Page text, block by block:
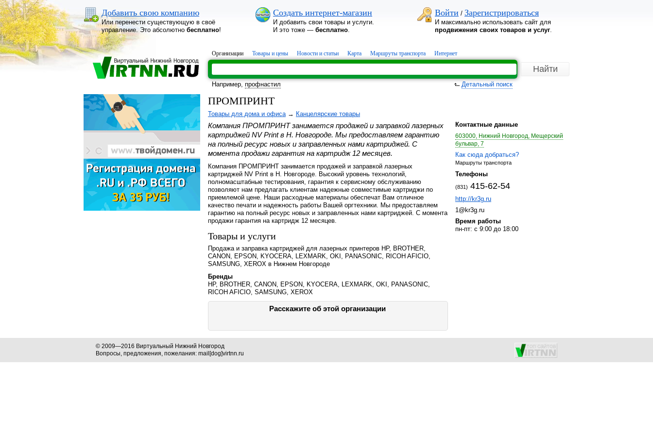
Добавить свою компанию
Или перенести существующую в своё
управление. Это абсолютно бесплатно!
Создать интернет-магазин
И добавить свои товары и услуги.
И это тоже — бесплатно.
Войти / Зарегистрироваться
И максимально использовать сайт для
продвижения своих товаров и услуг.
Организации Товары и цены Новости и статьи Карта Маршруты транспорта Интернет
Например, профнастил Детальный поиск
ПРОМПРИНТ
Товары для дома и офиса→ Канцелярские товары
Компания ПРОМПРИНТ занимается продажей и заправкой лазерных
картриджей NV Print в Н. Новгороде. Мы предоставляем гарантию
на полный ресурс новых и заправленных нами картриджей. С
момента продажи гарантия на картридж 12 месяцев.
Компания ПРОМПРИНТ занимается продажей и заправкой лазерных
картриджей NV Print в Н. Новгороде. Высокий уровень технологий,
полномасштабные тестирования, гарантия к сервисному обслуживанию
позволяют нам предлагать клиентам надежные совместимые картриджи по
приемлемой цене. Наши расходные материалы обеспечат Вам отличное
качество печати и надежность работы Вашей оргтехники. Мы предоставляем
гарантию на полный ресурс новых и заправленных нами картриджей. С момента
продажи гарантия на картридж 12 месяцев.
Товары и услуги
Продажа и заправка картриджей для лазерных принтеров HP, BROTHER,
CANON, EPSON, KYOCERA, LEXMARK, OKI, PANASONIC, RICOH AFICIO,
SAMSUNG, XEROX в Нижнем Новгороде
Бренды
HP, BROTHER, CANON, EPSON, KYOCERA, LEXMARK, OKI, PANASONIC,
RICOH AFICIO, SAMSUNG, XEROX
Расскажите об этой организации
Контактные данные
603000, Нижний Новгород, Мещерский
бульвар, 7
Как сюда добраться?
Маршруты транспорта
Телефоны
(831) 415-62-54
http://kr3g.ru
1@kr3g.ru
Время работы
пн-пт: с 9:00 до 18:00
© 2009—2016 Виртуальный Нижний Новгород
Вопросы, предложения, пожелания: mail[dog]virtnn.ru